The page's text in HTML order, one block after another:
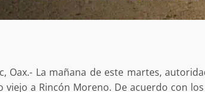
Oax.- La mañana de este martes,
viejo a Rincón Moreno. De acuerdo con